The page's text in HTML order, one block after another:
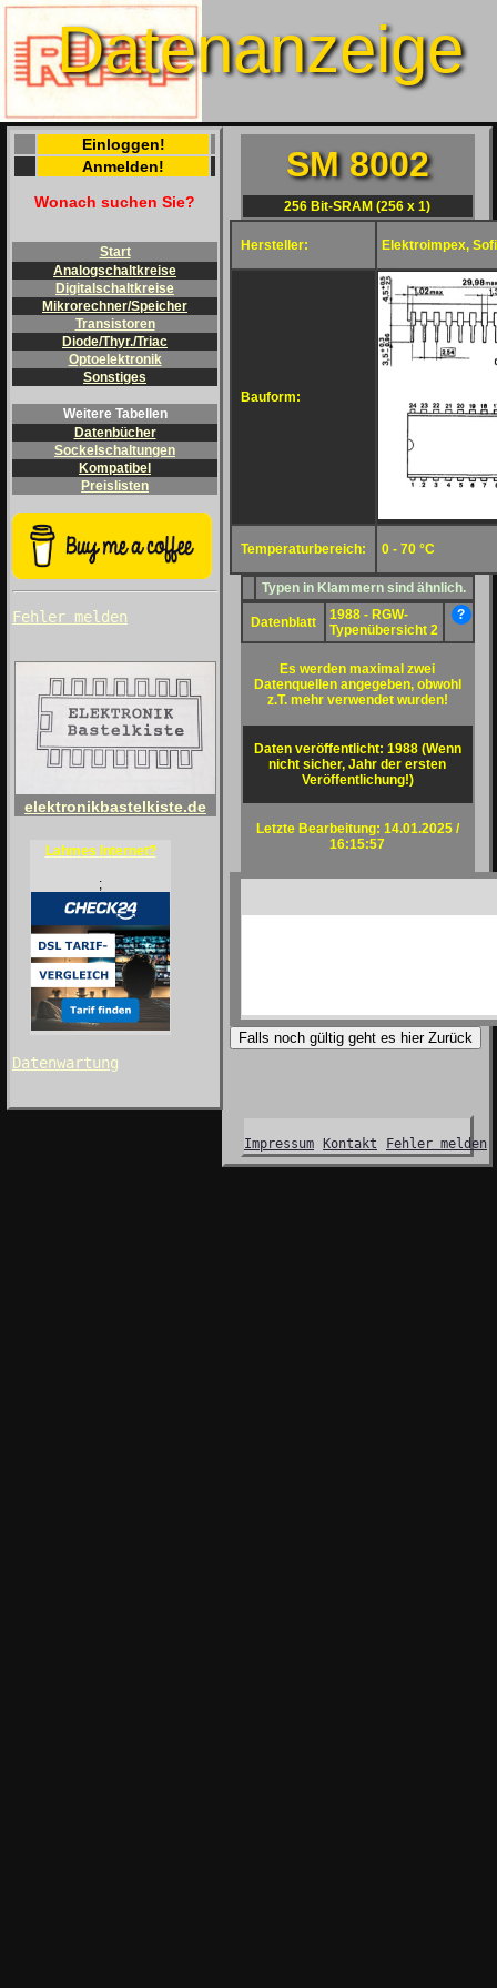
Datenanzeige
Einloggen!
Anmelden!
Wonach suchen Sie?
Start
Analogschaltkreise
Digitalschaltkreise
Mikrorechner/Speicher
Transistoren
Diode/Thyr./Triac
Optoelektronik
Sonstiges
Weitere Tabellen
Datenbücher
Sockelschaltungen
Kompatibel
Preislisten
Fehler melden
elektronikbastelkiste.de
Lahmes Internet?
;
Datenwartung
SM 8002
256 Bit-SRAM (256 x 1)
Hersteller: Elektroimpex,
Bauform:
Temperaturbereich: 0 - 70 °C
Typen in Klammern sind ähnlich.
Datenblatt
1988 - RGW-
Typenübersicht 2
?
Es werden maximal zwei
Datenquellen angegeben, obwohl
z.T. mehr verwendet wurden!
Daten veröffentlicht: 1988 (Wenn
nicht sicher, Jahr der ersten
Veröffentlichung!)
Letzte Bearbeitung: 14.01.2025 /
16:15:57
Falls noch gültig geht es hier Zurück
Impressum Kontakt Fehler melden